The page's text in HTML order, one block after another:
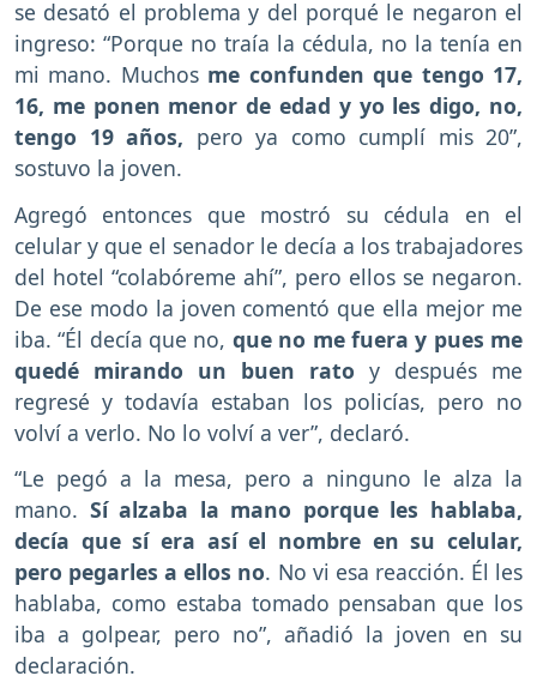
se desató el problema y del porqué le negaron el
ingreso: “Porque no traía la cédula, no la tenía en
mi mano. Muchos me confunden que tengo 17,
16, me ponen menor de edad y yo les digo, no,
tengo 19 años, pero ya como cumplí mis 20”,
sostuvo la joven.
Agregó entonces que mostró su cédula en el
celular y que el senador le decía a los trabajadores
del hotel “colabóreme ahí”, pero ellos se negaron.
De ese modo la joven comentó que ella mejor me
iba. “Él decía que no, que no me fuera y pues me
quedé mirando un buen rato y después me
regresé y todavía estaban los policías, pero no
volví a verlo. No lo volví a ver”, declaró.
“Le pegó a la mesa, pero a ninguno le alza la
mano. Sí alzaba la mano porque les hablaba,
decía que sí era así el nombre en su celular,
pero pegarles a ellos no. No vi esa reacción. Él les
hablaba, como estaba tomado pensaban que los
iba a golpear, pero no”, añadió la joven en su
declaración.